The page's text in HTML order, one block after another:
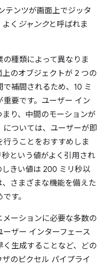
テンツが画面上でジッタ
く ジャンクと呼ばれま
種類によって異なりま
のオブジェクトが 2 つの
補間されるため、10 ミ
要です。ユーザー イン
り、中間のモーションが
ついては、ユーザーが即
うことをおすすめしま
という値がよく引用され
きい値は 200 ミリ秒以
さまざまな機能を備えた
す。
ーションに必要な多数の
ザー インターフェース
生成することなど、どの
のピクセル パイプライ